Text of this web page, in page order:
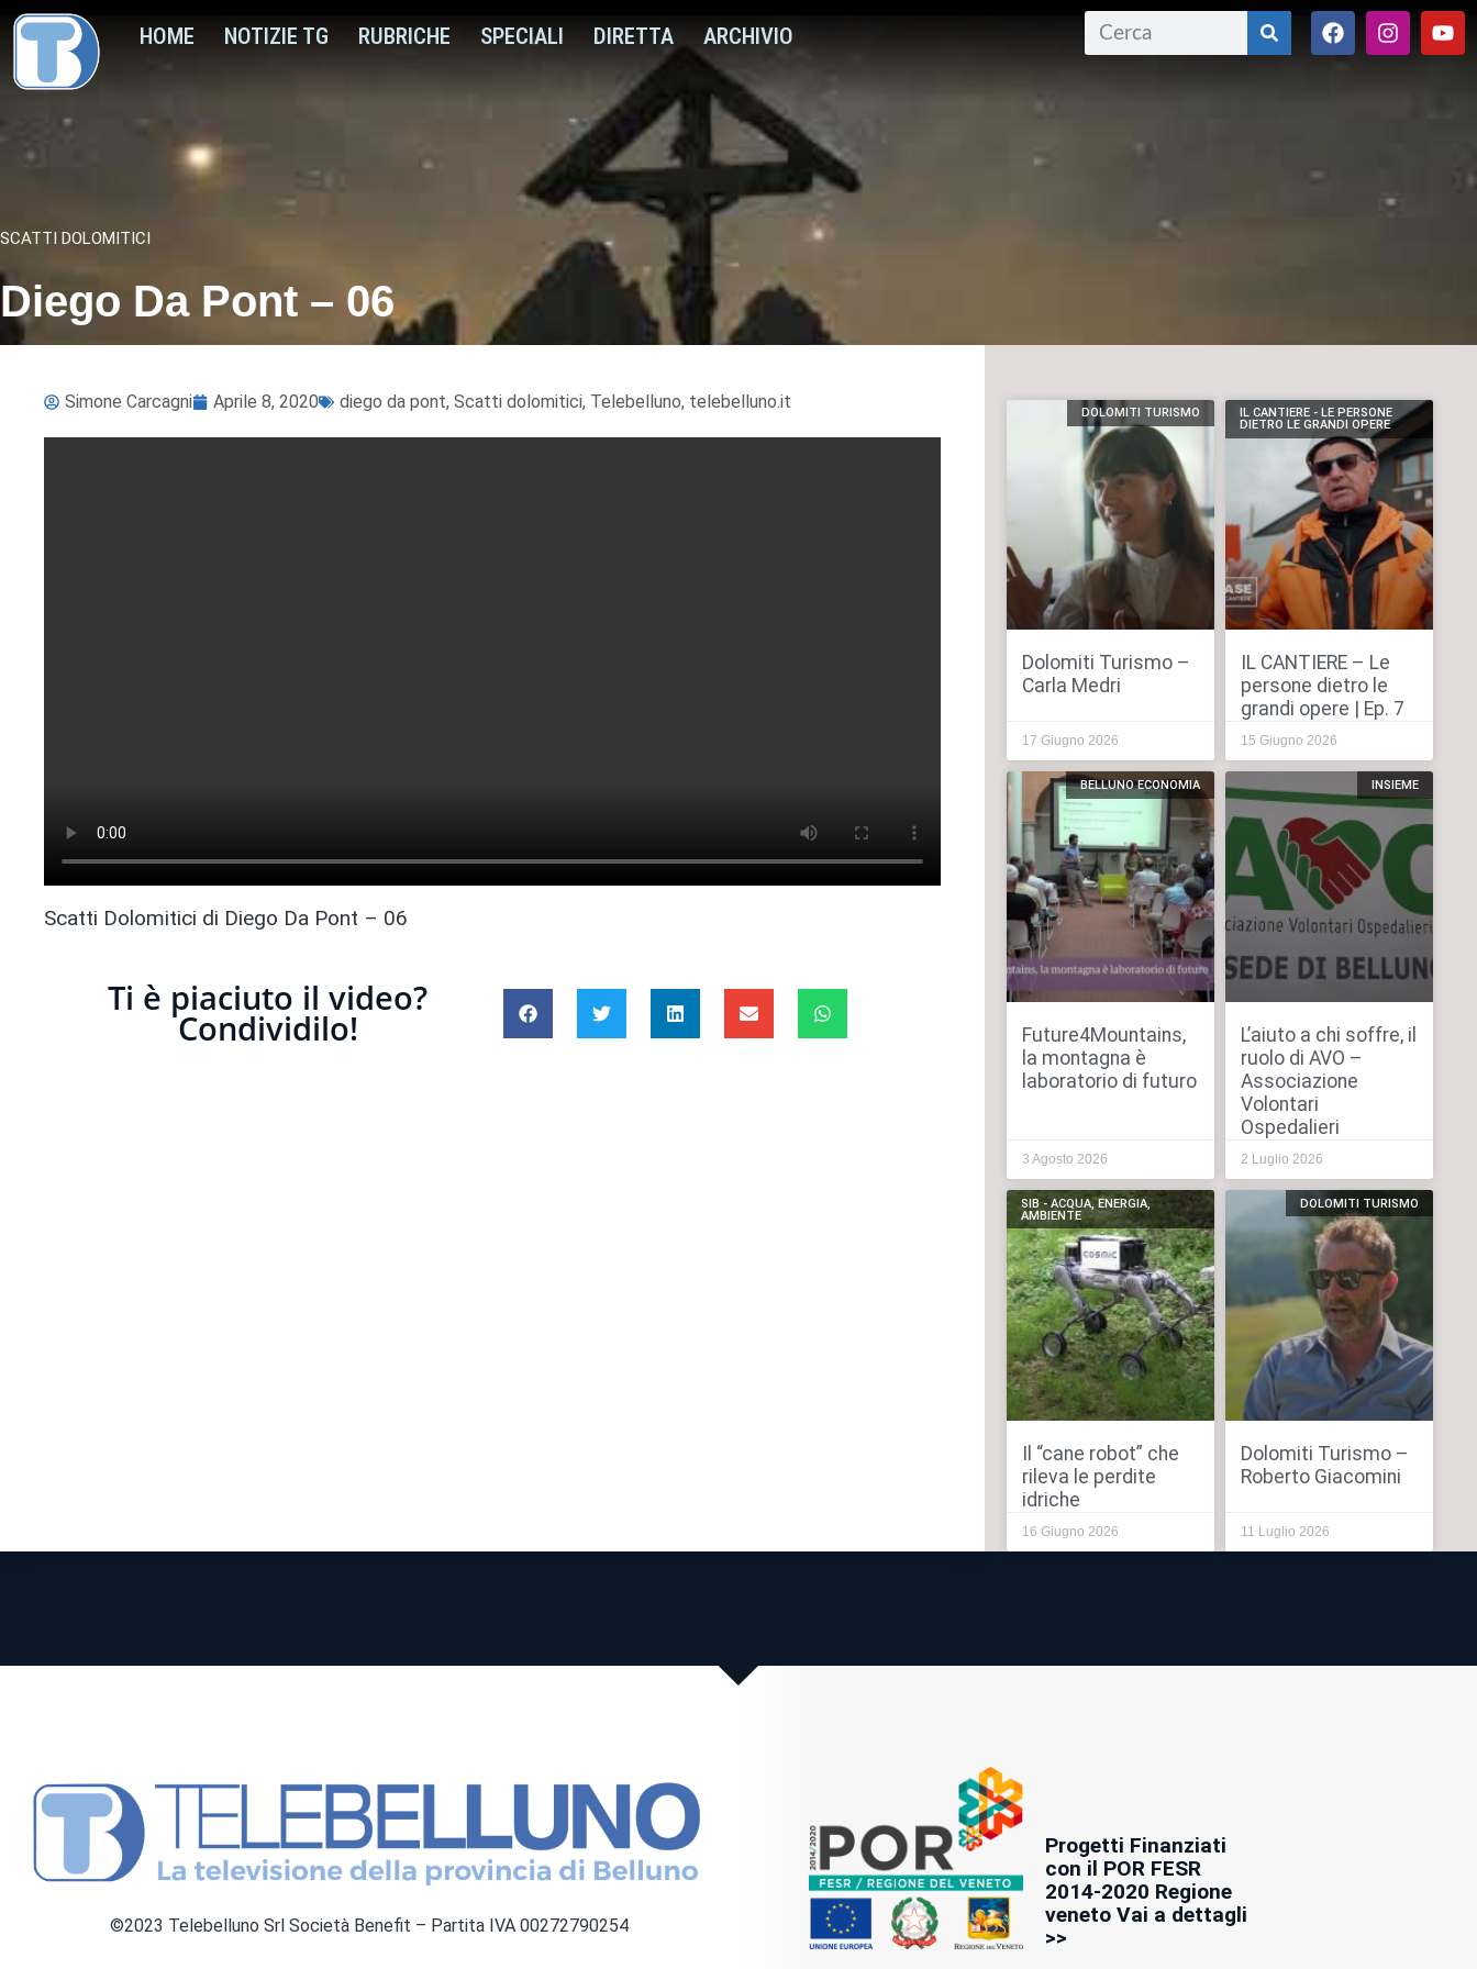
HOME NOTIZIE TG RUBRICHE SPECIALI DIRETTA ARCHIVIO
SCATTI DOLOMITICI
Diego Da Pont – 06
Simone Carcagni Aprile 8, 2020 diego da pont, Scatti dolomitici, Telebelluno, telebelluno.it
Scatti Dolomitici di Diego Da Pont – 06
Ti è piaciuto il video?
Condividilo!
DOLOMITI TURISMO
Dolomiti Turismo –
Carla Medri
17 Giugno 2026
IL CANTIERE - LE PERSONE
DIETRO LE GRANDI OPERE
IL CANTIERE – Le
persone dietro le
grandi opere | Ep. 7
15 Giugno 2026
BELLUNO ECONOMIA
Future4Mountains,
la montagna è
laboratorio di futuro
3 Agosto 2026
INSIEME
L’aiuto a chi soffre, il
ruolo di AVO –
Associazione
Volontari
Ospedalieri
2 Luglio 2026
SIB - ACQUA, ENERGIA,
AMBIENTE
Il “cane robot” che
rileva le perdite
idriche
16 Giugno 2026
DOLOMITI TURISMO
Dolomiti Turismo –
Roberto Giacomini
11 Luglio 2026
©2023 Telebelluno Srl Società Benefit – Partita IVA 00272790254
Progetti Finanziati
con il POR FESR
2014-2020 Regione
veneto Vai a dettagli
>>